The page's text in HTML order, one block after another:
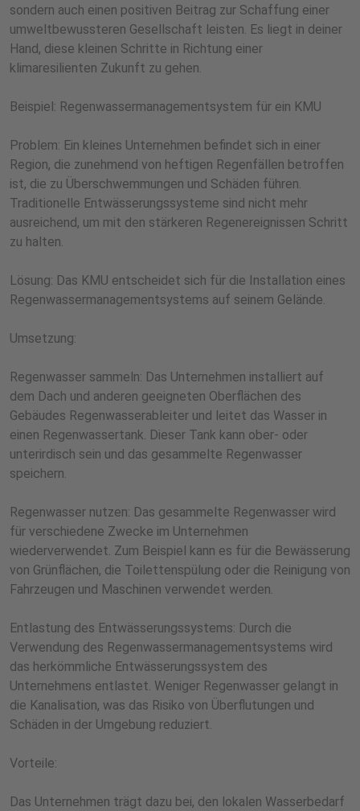
sondern auch einen positiven Beitrag zur Schaffung einer
umweltbewussteren Gesellschaft leisten. Es liegt in deiner
Hand, diese kleinen Schritte in Richtung einer
klimaresilienten Zukunft zu gehen.
Beispiel: Regenwassermanagementsystem für ein KMU
Problem: Ein kleines Unternehmen befindet sich in einer
Region, die zunehmend von heftigen Regenfällen betroffen
ist, die zu Überschwemmungen und Schäden führen.
Traditionelle Entwässerungssysteme sind nicht mehr
ausreichend, um mit den stärkeren Regenereignissen Schritt
zu halten.
Lösung: Das KMU entscheidet sich für die Installation eines
Regenwassermanagementsystems auf seinem Gelände.
Umsetzung:
Regenwasser sammeln: Das Unternehmen installiert auf
dem Dach und anderen geeigneten Oberflächen des
Gebäudes Regenwasserableiter und leitet das Wasser in
einen Regenwassertank. Dieser Tank kann ober- oder
unterirdisch sein und das gesammelte Regenwasser
speichern.
Regenwasser nutzen: Das gesammelte Regenwasser wird
für verschiedene Zwecke im Unternehmen
wiederverwendet. Zum Beispiel kann es für die Bewässerung
von Grünflächen, die Toilettenspülung oder die Reinigung von
Fahrzeugen und Maschinen verwendet werden.
Entlastung des Entwässerungssystems: Durch die
Verwendung des Regenwassermanagementsystems wird
das herkömmliche Entwässerungssystem des
Unternehmens entlastet. Weniger Regenwasser gelangt in
die Kanalisation, was das Risiko von Überflutungen und
Schäden in der Umgebung reduziert.
Vorteile:
Das Unternehmen trägt dazu bei, den lokalen Wasserbedarf